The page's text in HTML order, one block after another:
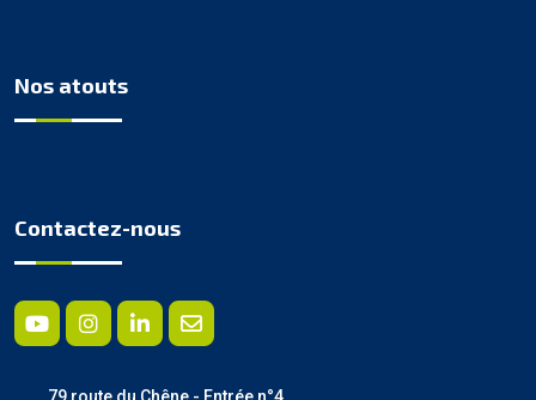
Nos atouts
Contactez-nous